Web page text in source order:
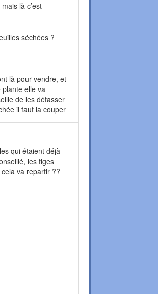
là c’est
séchées ?
là pour vendre, et
elle va
de les détasser
il faut la couper
qui étaient déjà
les tiges
va repartir ??